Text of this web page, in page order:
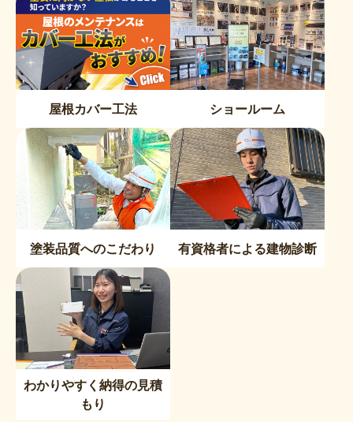
屋根カバー工法 ショールーム
塗装品質へのこだわり 有資格者による建物診断
わかりやすく納得の見積
もり